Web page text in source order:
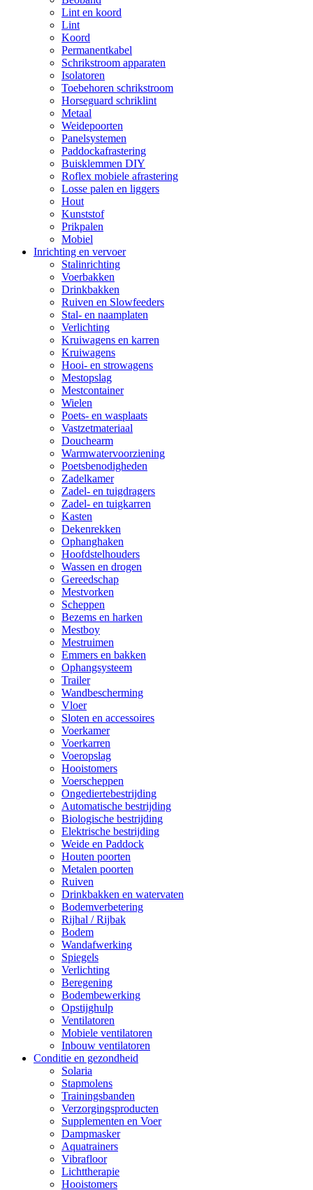
Lint en koord
Lint
Koord
Permanentkabel
Schrikstroom apparaten
Isolatoren
Toebehoren schrikstroom
Horseguard schriklint
Metaal
Weidepoorten
Panelsystemen
Paddockafrastering
Buisklemmen DIY
Roflex mobiele afrastering
Losse palen en liggers
Hout
Kunststof
Prikpalen
Mobiel
Inrichting en vervoer
Stalinrichting
Voerbakken
Drinkbakken
Ruiven en Slowfeeders
Stal- en naamplaten
Verlichting
Kruiwagens en karren
Kruiwagens
Hooi- en strowagens
Mestopslag
Mestcontainer
Wielen
Poets- en wasplaats
Vastzetmateriaal
Douchearm
Warmwatervoorziening
Poetsbenodigheden
Zadelkamer
Zadel- en tuigdragers
Zadel- en tuigkarren
Kasten
Dekenrekken
Ophanghaken
Hoofdstelhouders
Wassen en drogen
Gereedschap
Mestvorken
Scheppen
Bezems en harken
Mestboy
Mestruimen
Emmers en bakken
Ophangsysteem
Trailer
Wandbescherming
Vloer
Sloten en accessoires
Voerkamer
Voerkarren
Voeropslag
Hooistomers
Voerscheppen
Ongediertebestrijding
Automatische bestrijding
Biologische bestrijding
Elektrische bestrijding
Weide en Paddock
Houten poorten
Metalen poorten
Ruiven
Drinkbakken en watervaten
Bodemverbetering
Rijhal / Rijbak
Bodem
Wandafwerking
Spiegels
Verlichting
Beregening
Bodembewerking
Opstijghulp
Ventilatoren
Mobiele ventilatoren
Inbouw ventilatoren
Conditie en gezondheid
Solaria
Stapmolens
Trainingsbanden
Verzorgingsproducten
Supplementen en Voer
Dampmasker
Aquatrainers
Vibrafloor
Lichttherapie
Hooistomers